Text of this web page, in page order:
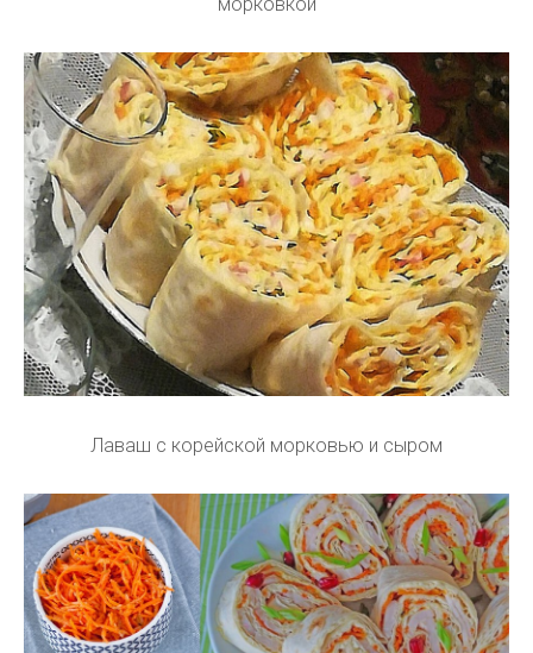
Лаваш с корейской морковью и сыром